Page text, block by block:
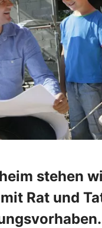
stehen
Rat und